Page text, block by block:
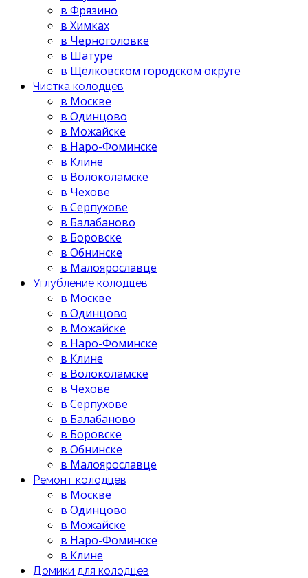
в Фрязино
в Химках
в Черноголовке
в Шатуре
в Щёлковском городском округе
Чистка колодцев
в Москве
в Одинцово
в Можайске
в Наро-Фоминске
в Клине
в Волоколамске
в Чехове
в Серпухове
в Балабаново
в Боровске
в Обнинске
в Малоярославце
Углубление колодцев
в Москве
в Одинцово
в Можайске
в Наро-Фоминске
в Клине
в Волоколамске
в Чехове
в Серпухове
в Балабаново
в Боровске
в Обнинске
в Малоярославце
Ремонт колодцев
в Москве
в Одинцово
в Можайске
в Наро-Фоминске
в Клине
Домики для колодцев